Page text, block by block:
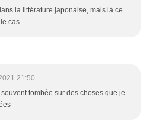
la littérature japonaise, mais là ce
cas.
21:50
tombée sur des choses que je